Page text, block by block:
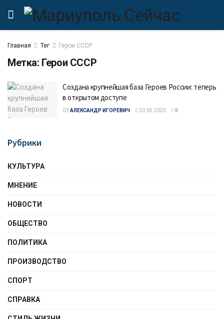
Главная Тег Герои СССР
Метка: Герои СССР
Создана крупнейшая база Героев России: теперь
в открытом доступе
ОТАЛЕКСАНДР ИГОРЕВИЧ 20.05.2025 0
Рубрики
КУЛЬТУРА
МНЕНИЕ
НОВОСТИ
ОБЩЕСТВО
ПОЛИТИКА
ПРОИЗВОДСТВО
СПОРТ
СПРАВКА